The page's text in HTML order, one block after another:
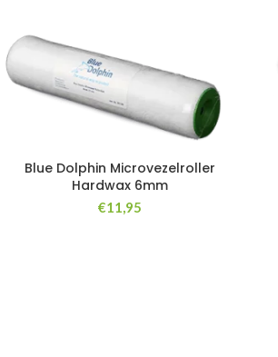
Blue Dolphin Microvezelroller
Hardwax 6mm
€11,95